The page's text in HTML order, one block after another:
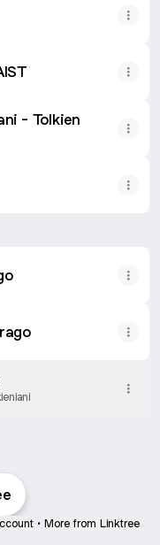
- Tolkien
• More from Linktree